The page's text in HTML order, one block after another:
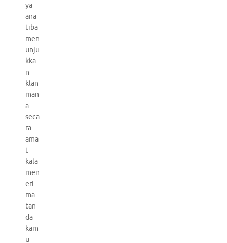
ya
ana
tiba
men
unju
kka
n
klan
man
a
seca
ra
ama
t
kala
men
eri
ma
tan
da
kam
u